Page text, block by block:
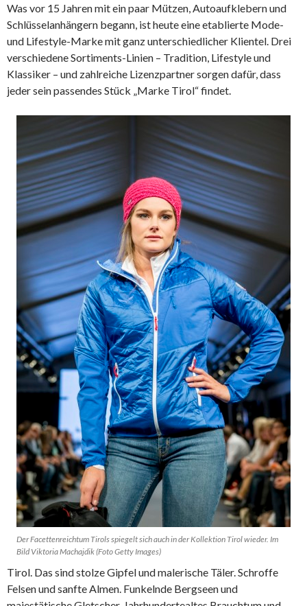
Was vor 15 Jahren mit ein paar Mützen, Autoaufklebern und
Schlüsselanhängern begann, ist heute eine etablierte Mode-
und Lifestyle-Marke mit ganz unterschiedlicher Klientel. Drei
verschiedene Sortiments-Linien – Tradition, Lifestyle und
Klassiker – und zahlreiche Lizenzpartner sorgen dafür, dass
jeder sein passendes Stück „Marke Tirol“ findet.
Der Facettenreichtum Tirols spiegelt sich auch in der Kollektion Tirol wieder. Im
Bild Viktoria Machajdik (Foto Getty Images)
Tirol. Das sind stolze Gipfel und malerische Täler. Schroffe
Felsen und sanfte Almen. Funkelnde Bergseen und